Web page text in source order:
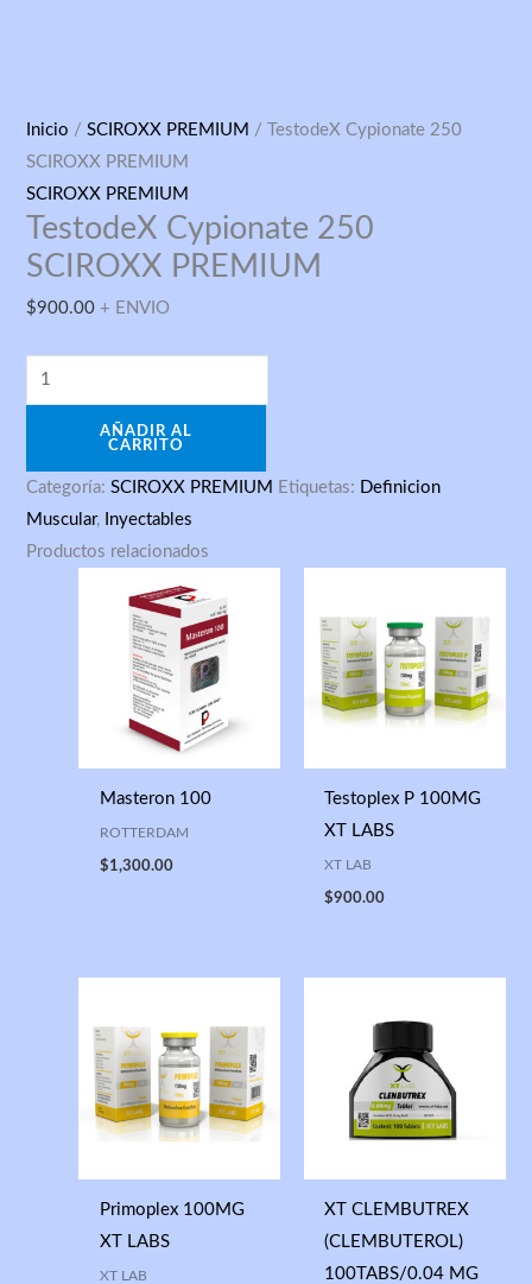
Inicio /SCIROXX PREMIUM / TestodeX Cypionate 250
SCIROXX PREMIUM
SCIROXX PREMIUM
TestodeX Cypionate 250
SCIROXX PREMIUM
$900.00 + ENVIO
TestodeX
Cypionate
250
SCIROXX
PREMIUM
AÑADIR AL
CARRITO
Categoría:SCIROXX PREMIUM Etiquetas: Definicion
Muscular, Inyectables
Productos relacionados
Masteron 100
ROTTERDAM
$1,300.00
Testoplex P 100MG
XT LABS
XT LAB
$900.00
Primoplex 100MG
XT LABS
XT LAB
XT CLEMBUTREX
(CLEMBUTEROL)
100TABS/0.04 MG